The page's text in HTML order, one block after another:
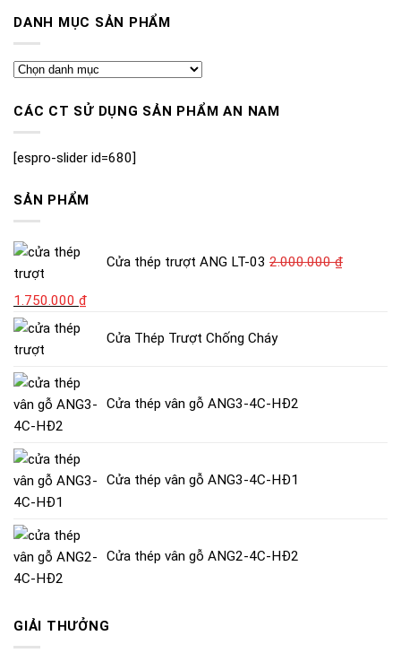
DANH MỤC SẢN PHẨM
CÁC CT SỬ DỤNG SẢN PHẨM AN NAM
[espro-slider id=680]
SẢN PHẨM
Cửa thép trượt ANG LT-03 2.000.000₫
Giá
gốc
là:
1.750.000 ₫Giá
Cửa Thép Trượt Chống Cháy
Cửa thép vân gỗ ANG3-4C-HĐ2
Cửa thép vân gỗ ANG3-4C-HĐ1
Cửa thép vân gỗ ANG2-4C-HĐ2
GIẢI THƯỞNG